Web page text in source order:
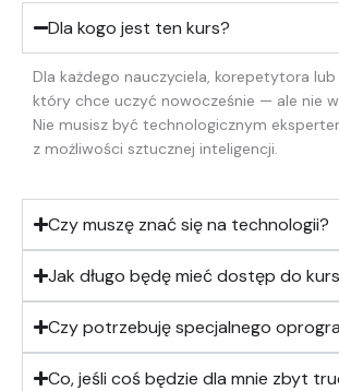
Dla kogo jest ten kurs?
Dla każdego nauczyciela, korepetytora
który chce uczyć nowocześnie — ale nie
Nie musisz być technologicznym
z możliwości sztucznej inteligencji.
Czy muszę znać się na technologii?
Jak długo będę mieć dostęp do
Czy potrzebuję specjalnego
Co, jeśli coś będzie dla mnie zbyt